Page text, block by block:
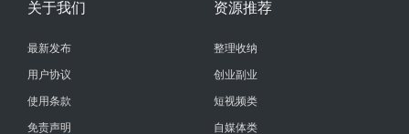
关于我们
最新发布
用户协议
使用条款
免责声明
资源推荐
整理收纳
创业副业
短视频类
自媒体类